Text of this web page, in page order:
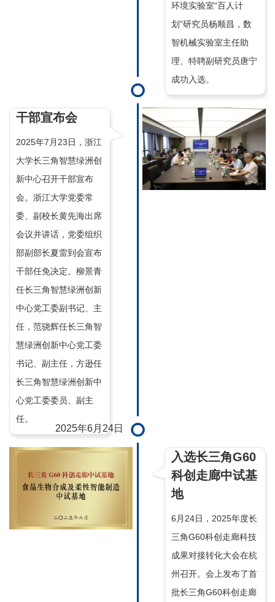
环境实验室“百人计
划”研究员杨顺昌，数
智机械实验室主任助
理、特聘副研究员唐宁
成功入选。
干部宣布会
2025年7月23日，浙江
大学长三角智慧绿洲创
新中心召开干部宣布
会。浙江大学党委常
委、副校长黄先海出席
会议并讲话，党委组织
部副部长夏雷到会宣布
干部任免决定。柳景青
任长三角智慧绿洲创新
中心党工委副书记、主
任，范骁辉任长三角智
慧绿洲创新中心党工委
书记、副主任，方逊任
长三角智慧绿洲创新中
心党工委委员、副主
任。
入选长三角G60
科创走廊中试基
地
6月24日，2025年度长
三角G60科创走廊科技
成果对接转化大会在杭
州召开。会上发布了首
批长三角G60科创走廊
2025年6月24日